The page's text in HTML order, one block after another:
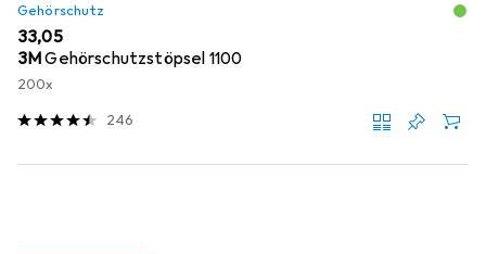
Gehörschutz
EUR
33,05
3MGehörschutzstöpsel 1100
200x
246